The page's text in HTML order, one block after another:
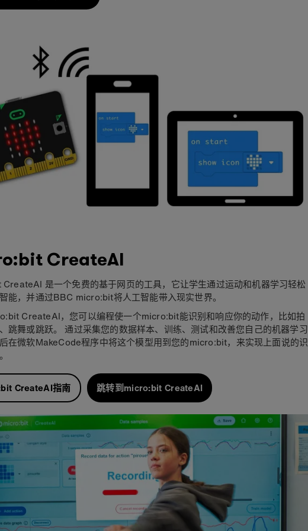
CreateAI
是一个免费的基于网页的工具，它让学生通过运动和机器学习轻松
能，并通过BBC micro:bit将人工智能带入现实世界。
CreateAI，您可以编程使一个micro:bit能识别和响应你的动作，比如拍
跳舞或跳跃。 通过采集您的数据样本、训练、测试和改善您自己的机器学习
在微软MakeCode程序中将这个模型用到您的micro:bit，来实现上面说的识
CreateAI指南 跳转到micro:bit CreateAI